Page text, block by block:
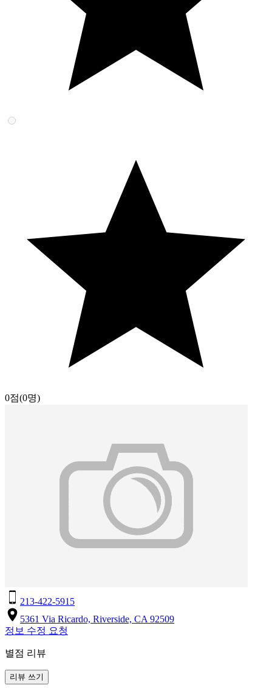
0점(0명)
213-422-5915
5361 Via Ricardo, Riverside, CA 92509
정보 수정 요청
별점 리뷰
리뷰 쓰기